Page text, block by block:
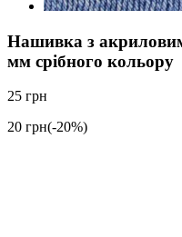
Нашивка з
мм срібного кольору
25 грн
20 грн(-20%)